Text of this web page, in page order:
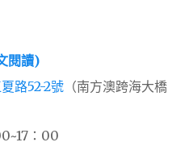
閱讀)
路52-2號 （南方澳跨海大橋
：00